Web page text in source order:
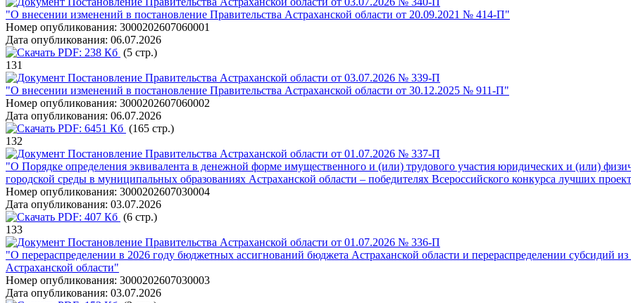
"О внесении изменений в постановление Правительства Астраханской области от 20.09.2021 № 414-П"
Номер опубликования: 3000202607060001
Дата опубликования: 06.07.2026
PDF: 238 Кб (5 стр.)
131
Постановление Правительства Астраханской области от 03.07.2026 № 339-П
"О внесении изменений в постановление Правительства Астраханской области от 30.12.2025 № 911-П"
Номер опубликования: 3000202607060002
Дата опубликования: 06.07.2026
PDF: 6451 Кб (165 стр.)
132
Постановление Правительства Астраханской области от 01.07.2026 № 337-П
"О Порядке определения эквивалента в денежной форме имущественного и (или) трудового участия юридических и (или)
городской среды в муниципальных образованиях Астраханской области – победителях Всероссийского конкурса лучших
Номер опубликования: 3000202607030004
Дата опубликования: 03.07.2026
PDF: 407 Кб (6 стр.)
133
Постановление Правительства Астраханской области от 01.07.2026 № 336-П
"О перераспределении в 2026 году бюджетных ассигнований бюджета Астраханской области и перераспределении субсидий
Астраханской области"
Номер опубликования: 3000202607030003
Дата опубликования: 03.07.2026